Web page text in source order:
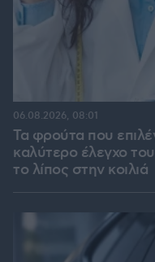
Τα φρούτα που
καλύτερο έλεγχο
το λίπος στην κοιλιά
06.08.2026, 08:01